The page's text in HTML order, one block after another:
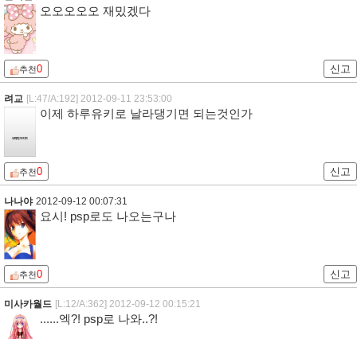
오오오오오 재밌겠다
추천0 신고
려교 [L:47/A:192] 2012-09-11 23:53:00
이제 하루유키로 날라댕기면 되는것인가
추천0 신고
나나야 2012-09-12 00:07:31
요시! psp로도 나오는구나
추천0 신고
미사카월드 [L:12/A:362] 2012-09-12 00:15:21
......엑?! psp로 나와..?!